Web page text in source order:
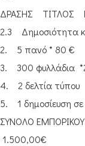
ΔΡΑΣΗΣ ΤΙΤΛΟΣ
2.3 Δημοσιότητα
2. 5 πανό * 80 €
3. 300 φυλλάδια
4. 2 δελτία τύπου
5. 1 δημοσίευση
ΣΥΝΟΛΟ
1.500,00€